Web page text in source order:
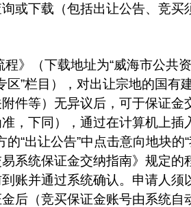
或下载（包括出让公告、竞买
程》（下载地址为“威海市公共
”栏目），对出让宗地的国有
件等）无异议后，可于保证
，下同），通过在计算机上
“出让公告”中点击意向地块的
系统保证金交纳指南》规定
账并通过系统确认。申请人须
后（竞买保证金账号由系统自